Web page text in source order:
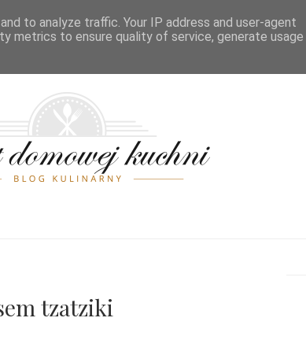
PRZELICZNIKI SPIS TREŚCI KONTAKT
tzatziki
to analyze traffic. Your IP address and user-agent
metrics to ensure quality of service, generate usage